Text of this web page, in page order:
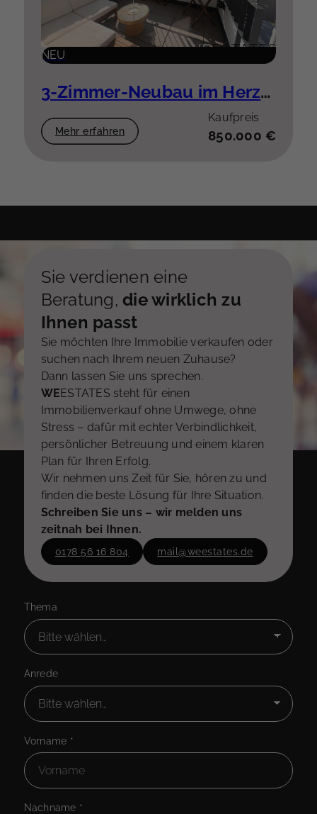
NEU
3-Zimmer-Neubau im Herzen der Stadt
Mehr erfahren
Kaufpreis
850.000 €
Sie verdienen eine
Beratung, die wirklich zu
Ihnen passt
Sie möchten Ihre Immobilie verkaufen oder
suchen nach Ihrem neuen Zuhause?
Dann lassen Sie uns sprechen.
WEESTATES steht für einen
Immobilienverkauf ohne Umwege, ohne
Stress – dafür mit echter Verbindlichkeit,
persönlicher Betreuung und einem klaren
Plan für Ihren Erfolg.
Wir nehmen uns Zeit für Sie, hören zu und
finden die beste Lösung für Ihre Situation.
Schreiben Sie uns – wir melden uns
zeitnah bei Ihnen.
0178 56 16 804 mail@weestates.de
Thema
Anrede
Vorname *
Nachname *